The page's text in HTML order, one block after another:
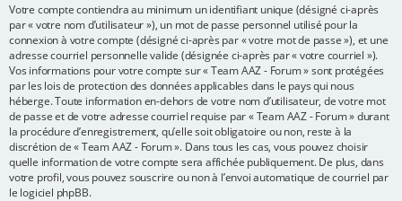
Votre compte contiendra au minimum un identifiant unique (désigné ci-après
par « votre nom d’utilisateur »), un mot de passe personnel utilisé pour la
connexion à votre compte (désigné ci-après par « votre mot de passe »), et une
adresse courriel personnelle valide (désignée ci-après par « votre courriel »).
Vos informations pour votre compte sur « Team AAZ - Forum » sont protégées
par les lois de protection des données applicables dans le pays qui nous
héberge. Toute information en-dehors de votre nom d’utilisateur, de votre mot
de passe et de votre adresse courriel requise par « Team AAZ - Forum » durant
la procédure d’enregistrement, qu’elle soit obligatoire ou non, reste à la
discrétion de « Team AAZ - Forum ». Dans tous les cas, vous pouvez choisir
quelle information de votre compte sera affichée publiquement. De plus, dans
votre profil, vous pouvez souscrire ou non à l’envoi automatique de courriel par
le logiciel phpBB.